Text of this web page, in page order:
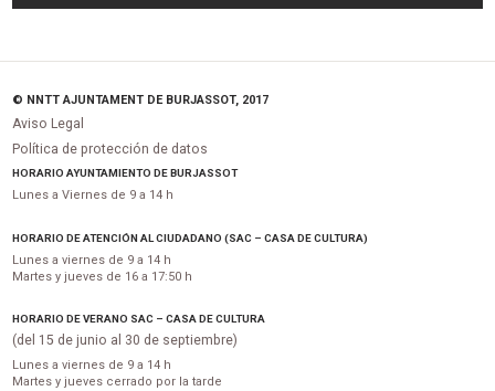
© NNTT AJUNTAMENT DE BURJASSOT, 2017
Aviso Legal
Política de protección de datos
HORARIO AYUNTAMIENTO DE BURJASSOT
Lunes a Viernes de 9 a 14 h
HORARIO DE ATENCIÓN AL CIUDADANO (SAC – CASA DE CULTURA)
Lunes a viernes de 9 a 14 h
Martes y jueves de 16 a 17:50 h
HORARIO DE VERANO SAC – CASA DE CULTURA
(del 15 de junio al 30 de septiembre)
Lunes a viernes de 9 a 14 h
Martes y jueves cerrado por la tarde